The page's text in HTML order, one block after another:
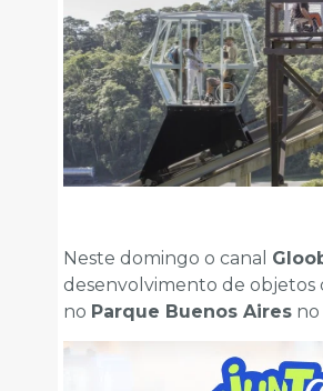
Neste domingo o canal
desenvolvimento de objetos
no Parque Buenos Aires no